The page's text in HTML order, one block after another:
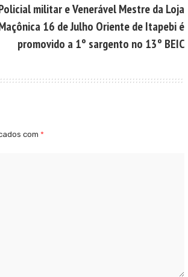
militar e Venerável Mestre da Loja
16 de Julho Oriente de Itapebi é
promovido a 1º sargento no 13º BEIC
com *